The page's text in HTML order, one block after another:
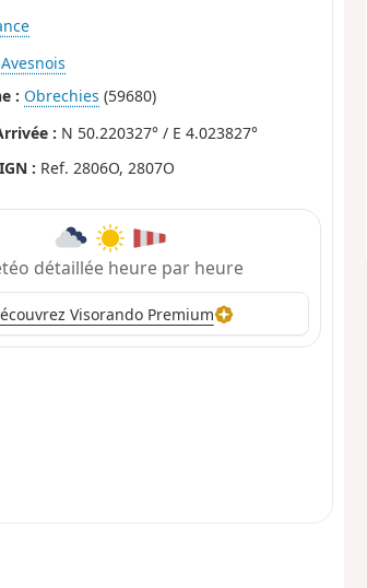
Avesnois
: Obrechies (59680)
: N 50.220327° / E 4.023827°
: Ref. 2806O, 2807O
détaillée heure par heure
Visorando Premium